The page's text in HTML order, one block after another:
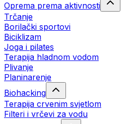
Oprema prema aktivnosti
Trčanje
Borilački sportovi
Biciklizam
Joga i pilates
Terapija hladnom vodom
Plivanje
Planinarenje
Biohacking
Terapija crvenim svjetlom
Filteri i vrčevi za vodu